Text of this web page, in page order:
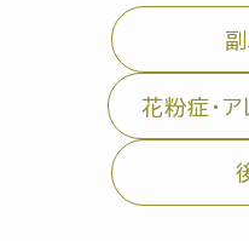
花粉症・